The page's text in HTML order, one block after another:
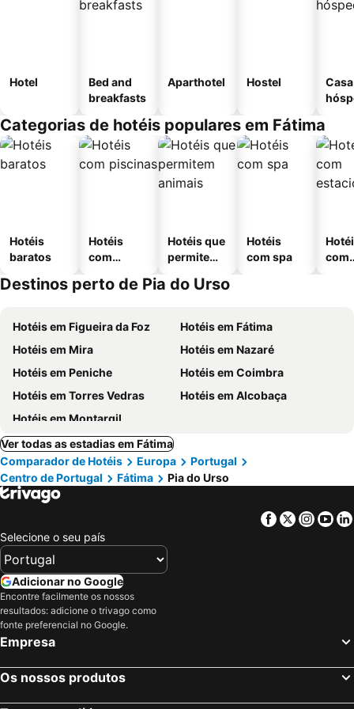
Hotel
Bed and
breakfasts
Aparthotel Hostel
Categorias de hotéis populares em Fátima
Hotéis
baratos
Hotéis
com
Hotéis que
permitem
Hotéis
com spa
com
Destinos perto de Pia do Urso
Hotéis em Figueira da Foz
Hotéis em Fátima
Hotéis em Mira
Hotéis em Nazaré
Hotéis em Peniche
Hotéis em Coimbra
Hotéis em Torres Vedras
Hotéis em Alcobaça
Hotéis em Montargil
Ver todas as estadias em Fátima
Comparador de Hotéis
Europa
Portugal
Centro de Portugal
Fátima Pia do Urso
Facebook
Twitter
Selecione o seu país
Adicionar no Google
Encontre facilmente os nossos
resultados: adicione o trivago como
fonte preferencial no Google.
Empresa
Os nossos produtos